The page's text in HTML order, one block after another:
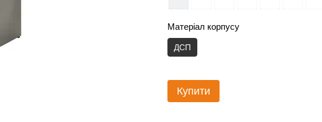
Матеріал корпусу
ДСП
Купити